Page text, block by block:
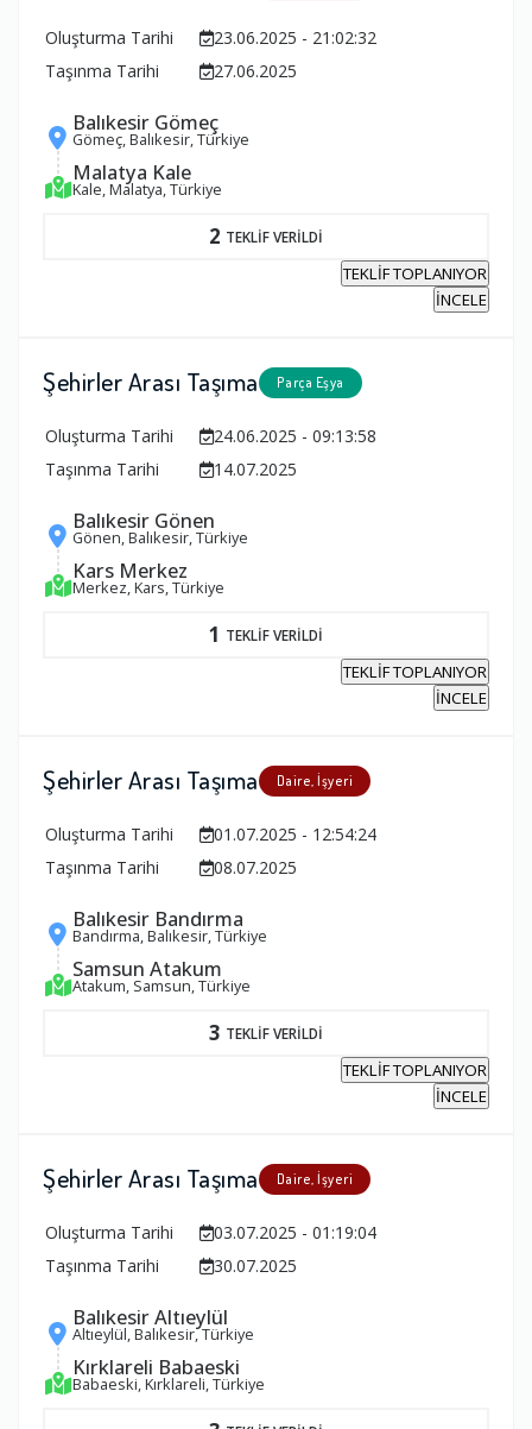
Oluşturma Tarihi
23.06.2025 - 21:02:32
Taşınma Tarihi
27.06.2025
Balıkesir Gömeç
Gömeç, Balıkesir, Türkiye
Malatya Kale
Kale, Malatya, Türkiye
2 TEKLİF VERİLDİ
TEKLİF TOPLANIYOR
İNCELE
Şehirler Arası Taşıma Parça Eşya
Oluşturma Tarihi
24.06.2025 - 09:13:58
Taşınma Tarihi
14.07.2025
Balıkesir Gönen
Gönen, Balıkesir, Türkiye
Kars Merkez
Merkez, Kars, Türkiye
1 TEKLİF VERİLDİ
TEKLİF TOPLANIYOR
İNCELE
Şehirler Arası Taşıma Daire, İşyeri
Oluşturma Tarihi
01.07.2025 - 12:54:24
Taşınma Tarihi
08.07.2025
Balıkesir Bandırma
Bandırma, Balıkesir, Türkiye
Samsun Atakum
Atakum, Samsun, Türkiye
3 TEKLİF VERİLDİ
TEKLİF TOPLANIYOR
İNCELE
Şehirler Arası Taşıma Daire, İşyeri
Oluşturma Tarihi
03.07.2025 - 01:19:04
Taşınma Tarihi
30.07.2025
Balıkesir Altıeylül
Altıeylül, Balıkesir, Türkiye
Kırklareli Babaeski
Babaeski, Kırklareli, Türkiye